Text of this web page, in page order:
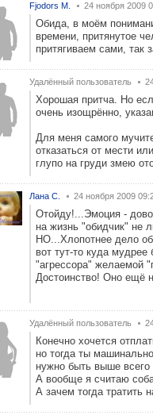
Fjodors M. 24 ноября 2009
Обида, в моём
времени, притянутое
притягиваем сами, так
Удалённый пользователь
Хорошая притча. Но
очень изощрённо,
Для меня самого
отказаться от мести
глупо на груди змею
Лана С. 24 ноября 2009
Отойду!...Эмоция -
на жизнь "обидчик" не
НО...Хлопотнее дело
вот тут-то куда
"агрессора" желаемой
Достоинство! Оно ещё
Удалённый пользователь
Конечно хочется
но тогда ты
нужно быть выше всего
А вообще я считаю
А зачем тогда тратить